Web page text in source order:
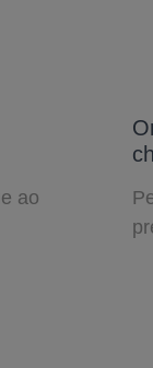
ao